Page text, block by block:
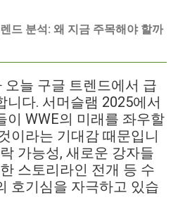
드 분석: 왜 지금 주목해야 할까
오늘 구글 트렌드에서 급
니다. 서머슬램 2025에서
이 WWE의 미래를 좌우할
이라는 기대감 때문입니
가능성, 새로운 강자들
스토리라인 전개 등 수
호기심을 자극하고 있습